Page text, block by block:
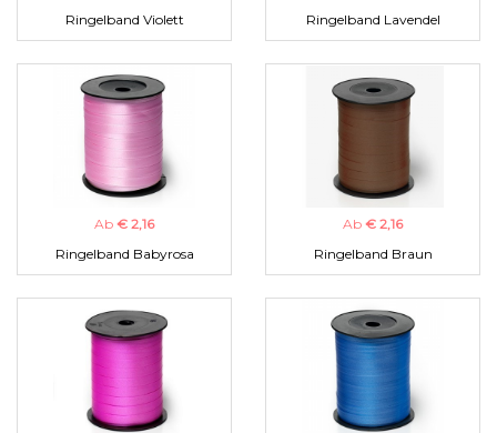
Ringelband Violett
Ringelband Lavendel
Ab € 2,16
Ringelband Babyrosa
Ab € 2,16
Ringelband Braun